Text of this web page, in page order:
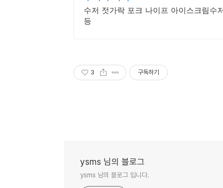
수저 젓가락 포크 나이프 아이스크림수
등
3 구독하기
ysms 님의 블로그
ysms 님의 블로그 입니다.